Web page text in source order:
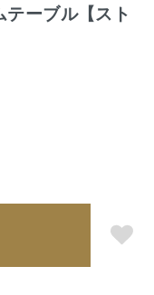
ーブル【スト